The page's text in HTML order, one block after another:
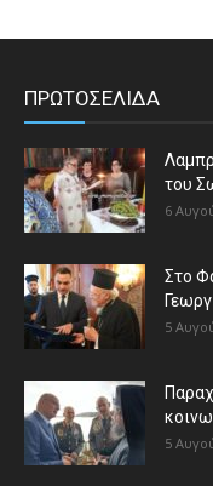
ΠΡΩΤΟΣΕΛΙΔΑ
του
6
Στο
5
5